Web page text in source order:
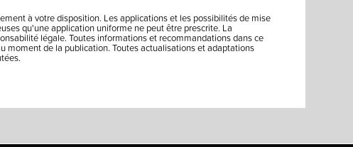
à votre disposition. Les applications et les possibilités de mise
qu'une application uniforme ne peut être prescrite. La
légale. Toutes informations et recommandations dans ce
moment de la publication. Toutes actualisations et adaptations